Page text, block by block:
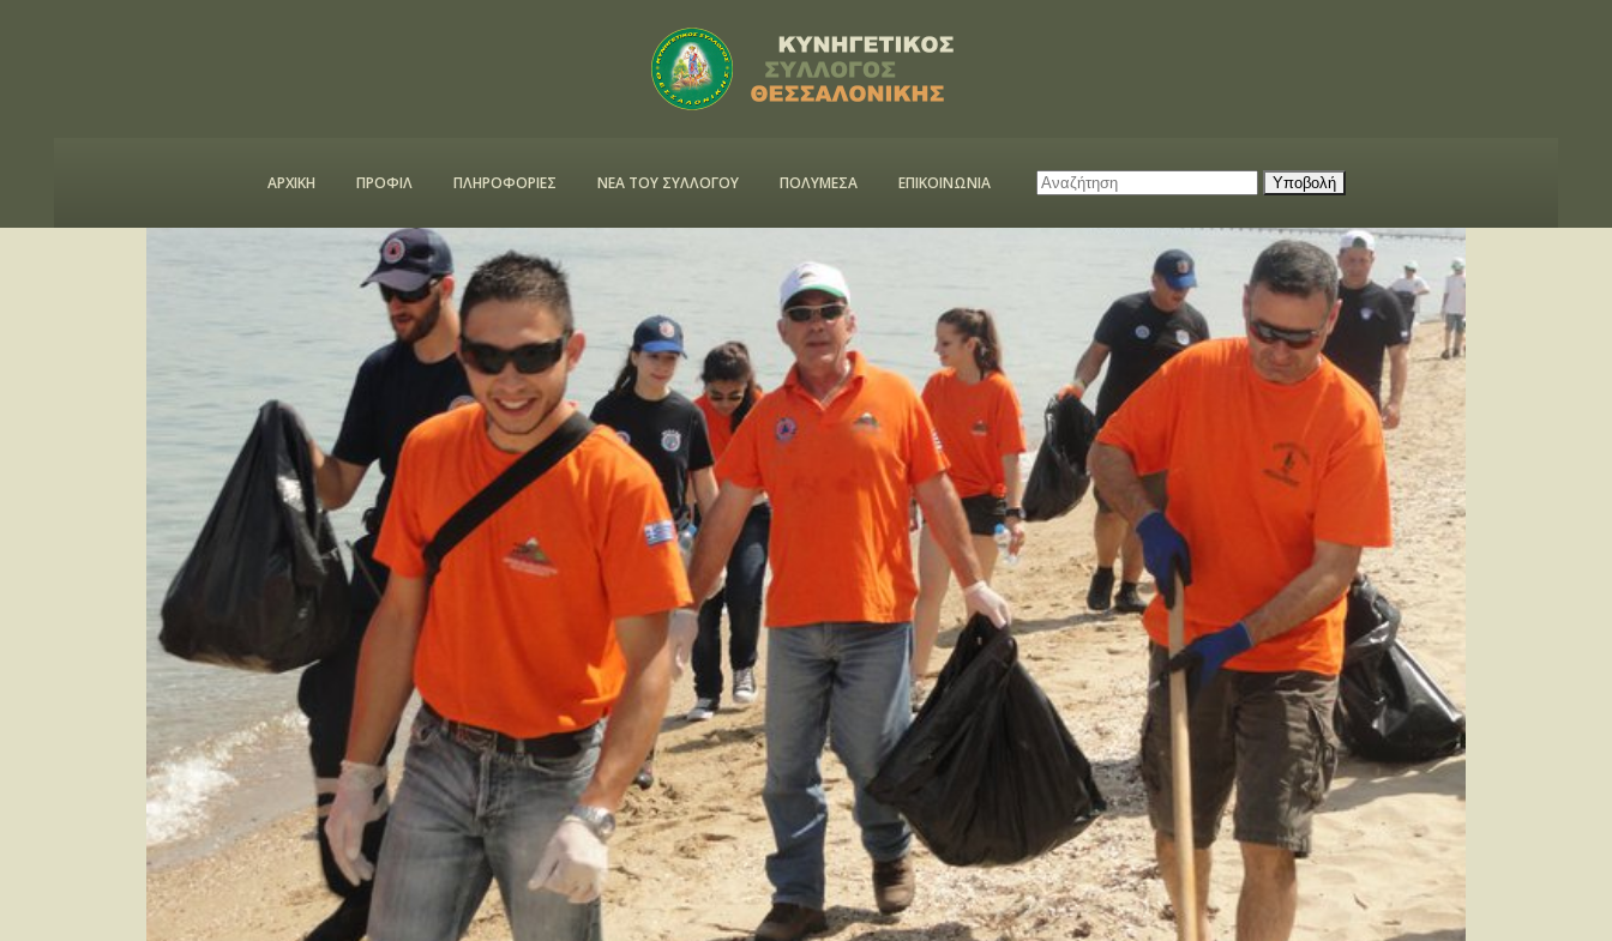
ΑΡΧΙΚΗ ΠΡΟΦΙΛ ΠΛΗΡΟΦΟΡΙΕΣ ΝΕΑ ΤΟΥ ΣΥΛΛΟΓΟΥ ΠΟΛΥΜΕΣΑ ΕΠΙΚΟΙΝΩΝΙΑ